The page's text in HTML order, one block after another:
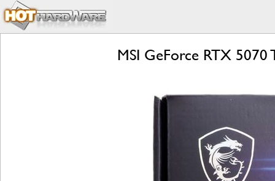
MSI GeForce RTX 5070